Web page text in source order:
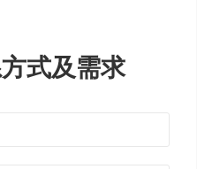
式及需求